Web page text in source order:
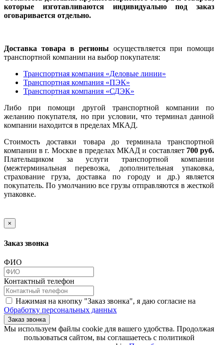
которые изготавливаются индивидуально под заказ
оговаривается отдельно.
Доставка товара в регионы осуществляется при помощи
транспортной компании на выбор покупателя:
Транспортная компания «Деловые линии»
Транспортная компания «ПЭК»
Транспортная компания «СДЭК»
Либо при помощи другой транспортной компании по
желанию покупателя, но при условии, что терминал данной
компании находится в пределах МКАД.
Стоимость доставки товара до терминала транспортной
компании в г. Москве в пределах МКАД и составляет 700 руб.
Плательщиком за услуги транспортной компании
(межтерминальная перевозка, дополнительная упаковка,
страхование груза, доставка по городу и др.) является
покупатель. По умолчанию все грузы отправляются в жесткой
упаковке.
×
Заказ звонка
ФИО
Контактный телефон
Нажимая на кнопку "Заказ звонка", я даю согласие на
Обработку персональных данных
Заказ звонка
​​​​​​​Мы используем файлы cookie для вашего удобства. Продолжая
пользоваться сайтом, вы соглашаетесь с политикой